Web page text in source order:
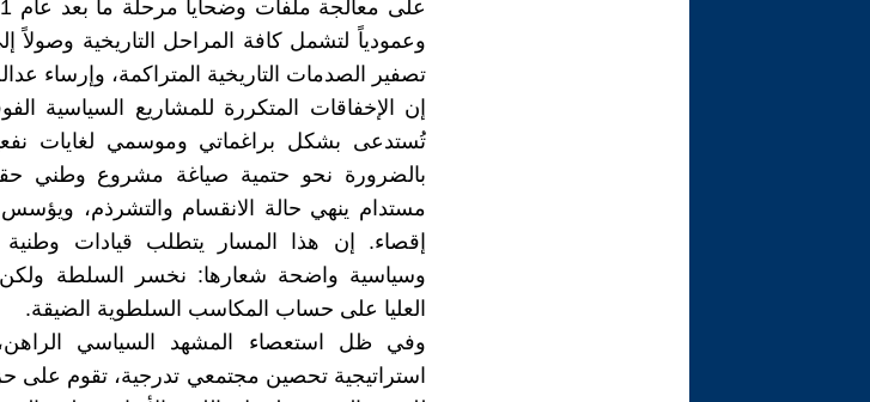
وعمودياً لتشمل كافة المراحل التاريخية وصولاً
تصفير الصدمات التاريخية المتراكمة، وإرساء
إن الإخفاقات المتكررة للمشاريع السياسية
تُستدعى بشكل براغماتي وموسمي لغايات
بالضرورة نحو حتمية صياغة مشروع وطني
مستدام ينهي حالة الانقسام والتشرذم،
إقصاء. إن هذا المسار يتطلب قيادات وطنية
وسياسية واضحة شعارها: نخسر السلطة
العليا على حساب المكاسب السلطوية الضيقة.
وفي ظل استعصاء المشهد السياسي الراهن،
استراتيجية تحصين مجتمعي تدرجية، تقوم على